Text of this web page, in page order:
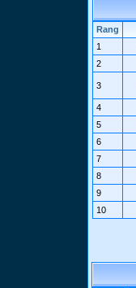
Rang
1
2
3
4
5
6
7
8
9
10